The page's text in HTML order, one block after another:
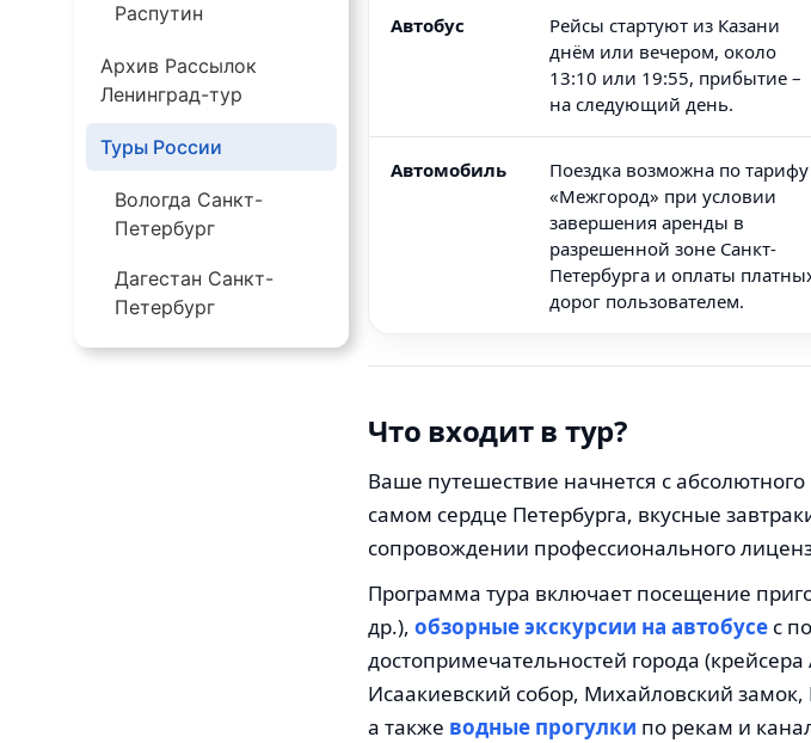
Распутин
Архив Рассылок
Ленинград-тур
Туры России
Вологда Санкт-
Петербург
Дагестан Санкт-
Петербург
Автобус
Рейсы стартуют из Казани
днём или вечером, около
13:10 или 19:55, прибытие –
на следующий день.
Автомобиль
Поездка возможна по тарифу
«Межгород» при условии
завершения аренды в
разрешенной зоне Санкт-
Петербурга и оплаты
дорог пользователем.
Что входит в тур?
Ваше путешествие начнется с
самом сердце Петербурга, вкусные
сопровождении профессионального
Программа тура включает посещение
др.), обзорные экскурсии на автобусе с
достопримечательностей города
Исаакиевский собор, Михайловский
а также водные прогулки по рекам и